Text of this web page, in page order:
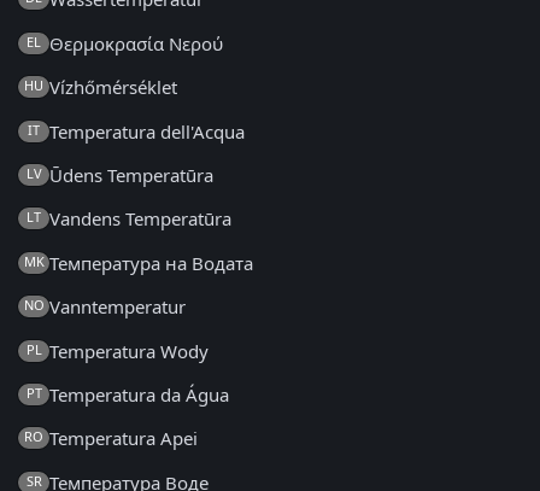
EL Θερμοκρασία Νερού
HU Vízhőmérséklet
IT Temperatura dell'Acqua
LV Ūdens Temperatūra
LT Vandens Temperatūra
MK Температура на Водата
NO Vanntemperatur
PL Temperatura Wody
PT Temperatura da Água
RO Temperatura Apei
SR Температура Воде